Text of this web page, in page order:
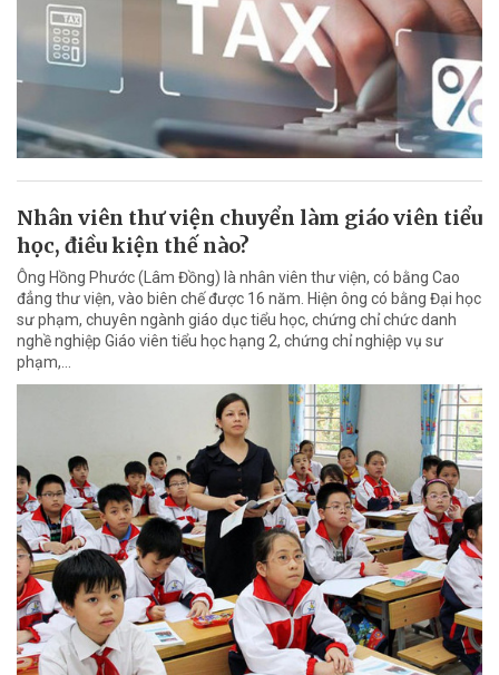
Nhân viên thư viện chuyển làm giáo viên tiểu
học, điều kiện thế nào?
Ông Hồng Phước (Lâm Đồng) là nhân viên thư viện, có bằng Cao
đẳng thư viện, vào biên chế được 16 năm. Hiện ông có bằng Đại học
sư phạm, chuyên ngành giáo dục tiểu học, chứng chỉ chức danh
nghề nghiệp Giáo viên tiểu học hạng 2, chứng chỉ nghiệp vụ sư
phạm,…